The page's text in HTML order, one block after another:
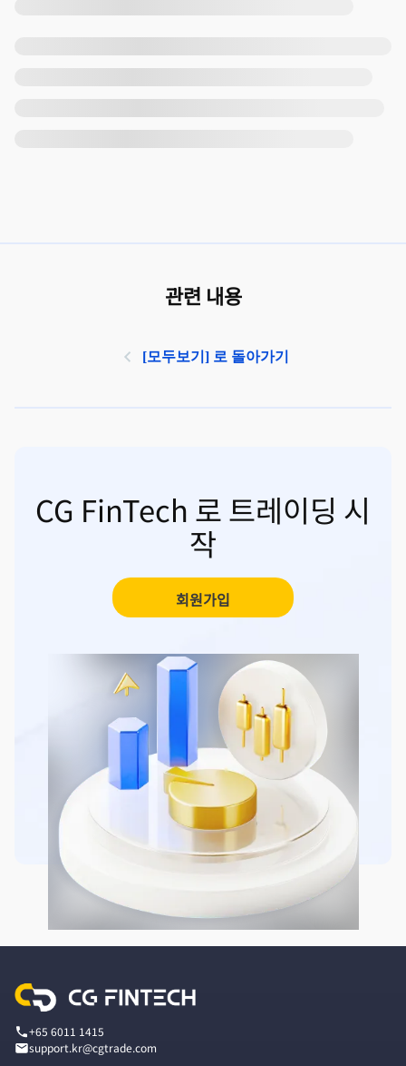
관련 내용
[모두보기] 로 돌아가기
CG FinTech 로 트레이딩 시
작
회원가입
+65 6011 1415
support.kr@cgtrade.com